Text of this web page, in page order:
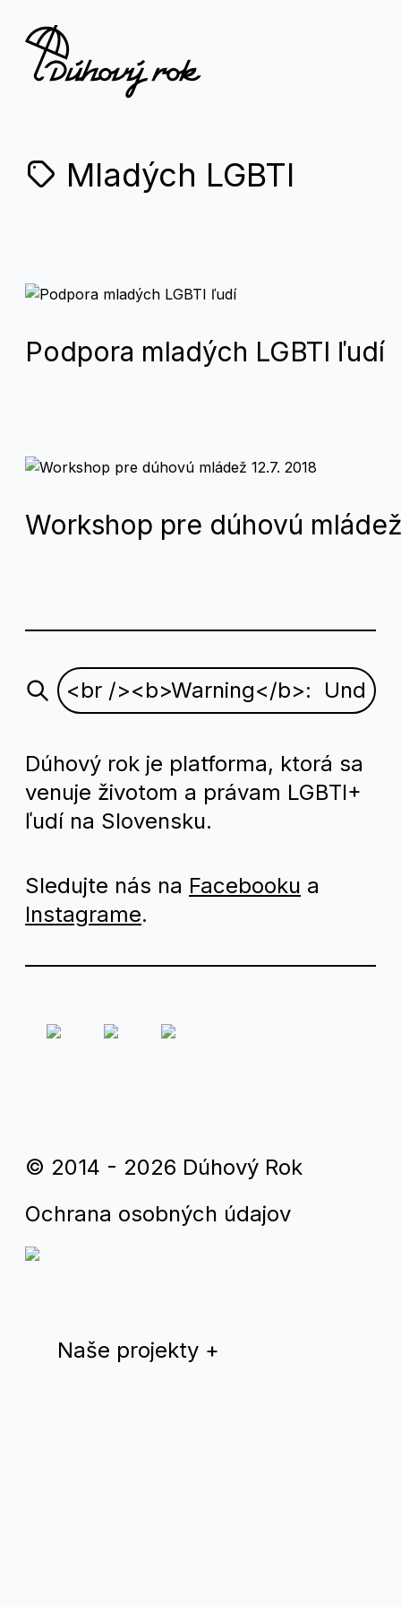
Naše projekty +
Mladých LGBTI
Podpora mladých LGBTI ľudí
Workshop pre dúhovú mládež
Dúhový rok je platforma, ktorá sa
venuje životom a právam LGBTI+
ľudí na Slovensku.
Sledujte nás na Facebooku a
Instagrame.
© 2014 - 2026 Dúhový Rok
Ochrana osobných údajov